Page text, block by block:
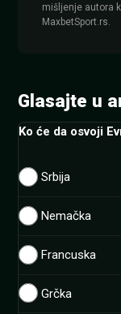
mišljenje autora
MaxbetSport.rs.
Glasajte u
Ko će da osvoji
Srbija
Nemačka
Francuska
Grčka